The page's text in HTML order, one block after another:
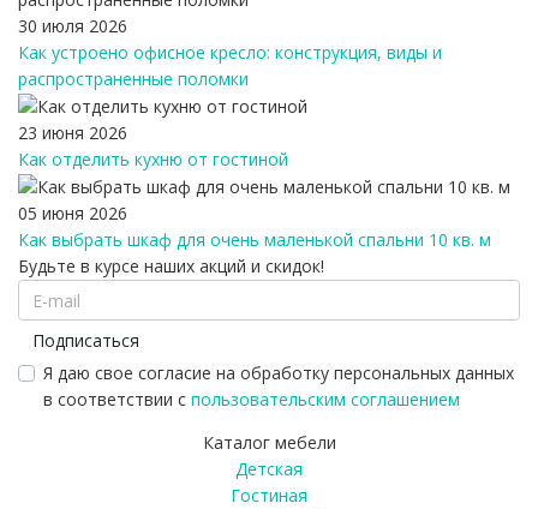
30 июля 2026
Как устроено офисное кресло: конструкция, виды и
распространенные поломки
23 июня 2026
Как отделить кухню от гостиной
05 июня 2026
Как выбрать шкаф для очень маленькой спальни 10 кв. м
Будьте в курсе наших акций и скидок!
Подписаться
Я даю свое согласие на обработку персональных данных
в соответствии с пользовательским соглашением
Каталог мебели
Детская
Гостиная